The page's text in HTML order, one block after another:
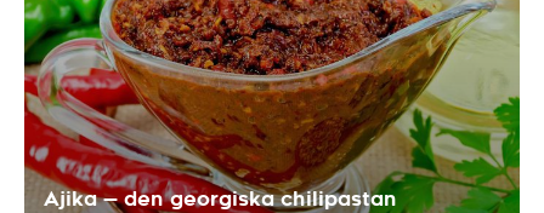
Ajika — den georgiska chilipastan